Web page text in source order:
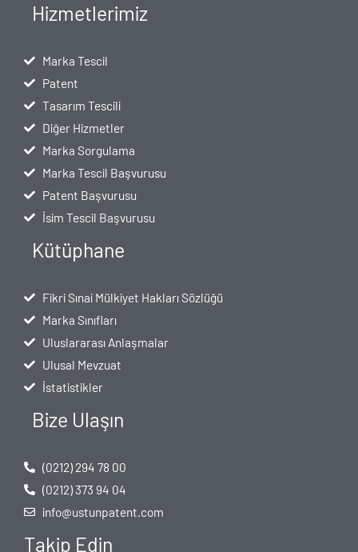
Hizmetlerimiz
Marka Tescil
Patent
Tasarım Tescili
Diğer Hizmetler
Marka Sorgulama
Marka Tescil Başvurusu
Patent Başvurusu
İsim Tescil Başvurusu
Kütüphane
Fikri Sınai Mülkiyet Hakları Sözlüğü
Marka Sınıfları
Uluslararası Anlaşmalar
Ulusal Mevzuat
İstatistikler
Bize Ulaşın
(0212) 294 78 00
(0212) 373 94 04
info@ustunpatent.com
Takip Edin